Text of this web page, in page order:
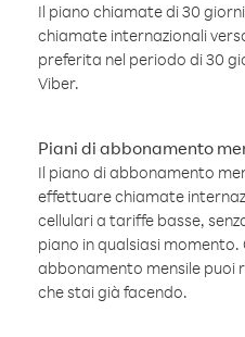
Il piano chiamate di 30
chiamate internazionali
preferita nel periodo di 30
Viber.
Piani di abbonamento
Il piano di abbonamento
effettuare chiamate
cellulari a tariffe basse,
piano in qualsiasi momento.
abbonamento mensile puoi
che stai già facendo.